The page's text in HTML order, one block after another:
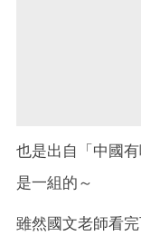
也是出自「中國
是一組的～
雖然國文老師看